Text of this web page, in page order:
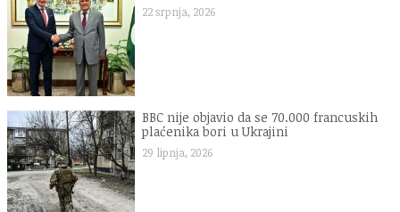
22 srpnja, 2026
BBC nije objavio da se 70.000 francuskih
plaćenika bori u Ukrajini
29 lipnja, 2026